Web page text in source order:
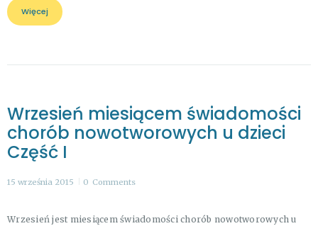
Więcej
Wrzesień miesiącem świadomości
chorób nowotworowych u dzieci
Część I
15 września 2015 0 Comments
Wrzesień jest miesiącem świadomości chorób nowotworowych u